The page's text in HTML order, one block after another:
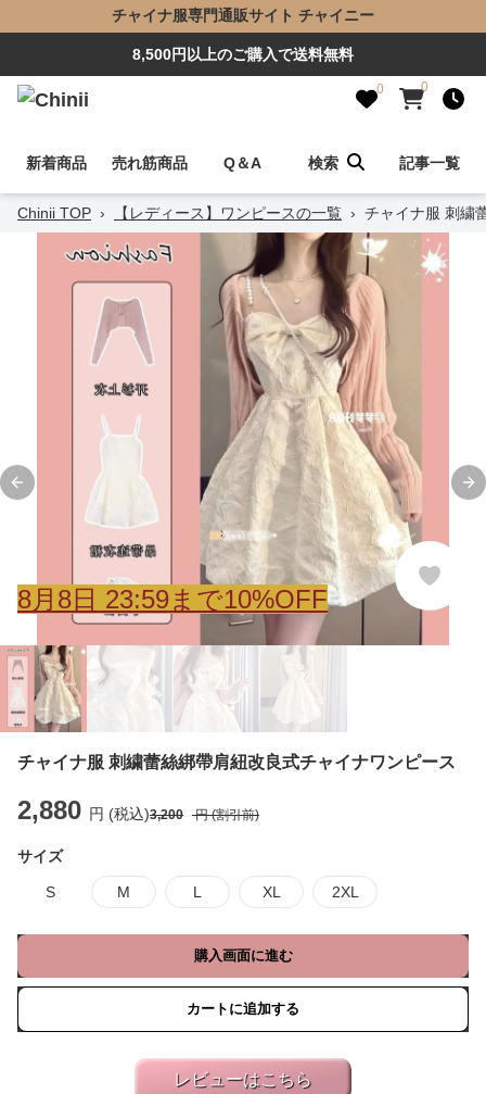
チャイナ服専門通販サイト チャイニー
8,500円以上のご購入で送料無料
0 0
新着商品 売れ筋商品 Q＆A 検索 記事一覧
Chinii TOP › 【レディース】ワンピースの一覧 › チャイナ服 刺繍
Previous slide
8月 8日 23:59まで10%OFF
チャイナ服 刺繍蕾絲綁帶肩紐改良式チャイナワンピース
2,880 円 (税込)3,200 円 (割引前)
サイズ
S M L XL 2XL
購入画面に進む
カートに追加する
レビューはこちら